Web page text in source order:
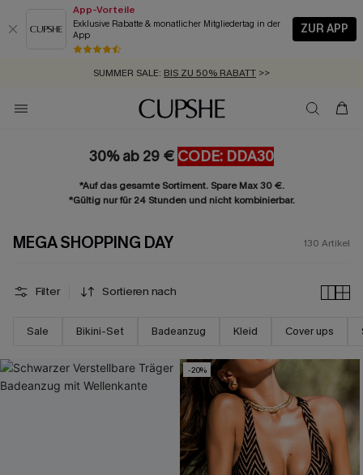
App-Vorteile
Exklusive Rabatte & monatlicher Mitgliedertag in der
App
ZUR APP
GRATIS MASSBAND MIT JEDEM SCHNELLVERSAND-ARTIKEL >>
SUMMER SALE:
ZUM NEWSLETTER:BIS ZU -20% EXTRA ERHALTEN
KOSTENLOSER VERSAND AB 89 €
30% ab 29 € CODE: DDA30
*Auf das gesamte Sortiment. Spare Max 30 €.
*Gültig nur für 24 Stunden und nicht kombinierbar.
MEGA SHOPPING DAY 130 Artikel
Filter Sortieren nach
Sale Bikini-Set Badeanzug Kleid Cover ups
-20%